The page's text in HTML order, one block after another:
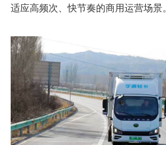
适应高频次、快节奏的商用运营场景。